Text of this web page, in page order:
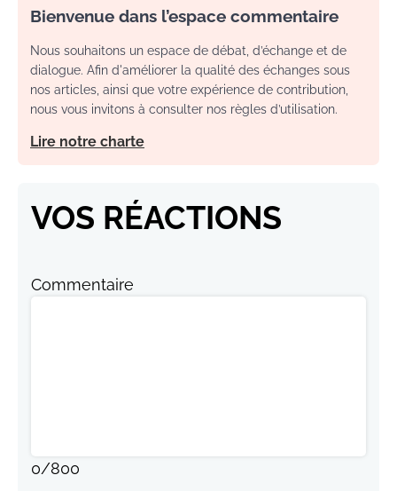
Bienvenue dans l’espace commentaire
Nous souhaitons un espace de débat, d’échange et de
dialogue. Afin d'améliorer la qualité des échanges sous
nos articles, ainsi que votre expérience de contribution,
nous vous invitons à consulter nos règles d’utilisation.
Lire notre charte
VOS RÉACTIONS
Commentaire
0/800